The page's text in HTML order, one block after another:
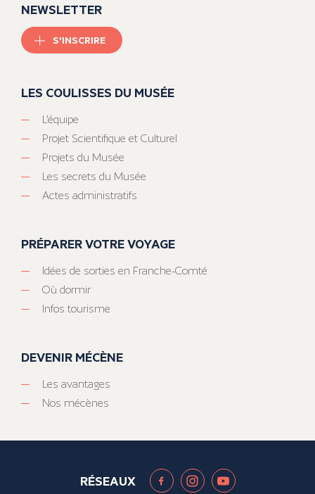
NEWSLETTER
S'INSCRIRE
LES COULISSES DU MUSÉE
L’équipe
Projet Scientifique et Culturel
Projets du Musée
Les secrets du Musée
Actes administratifs
PRÉPARER VOTRE VOYAGE
Idées de sorties en Franche-Comté
Où dormir
Infos tourisme
DEVENIR MÉCÈNE
Les avantages
Nos mécènes
RÉSEAUX